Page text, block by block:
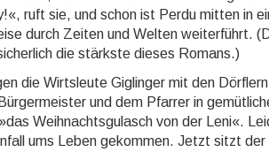
ruft sie, und schon ist Perdu mitten in
durch Zeiten und Welten weiterführt.
die stärkste dieses Romans.)
die Wirtsleute Giglinger mit den
und dem Pfarrer in
Weihnachtsgulasch von der Leni«.
ums Leben gekommen. Jetzt sitzt